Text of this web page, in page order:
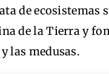
de ecosistemas
de la Tierra y
las medusas.